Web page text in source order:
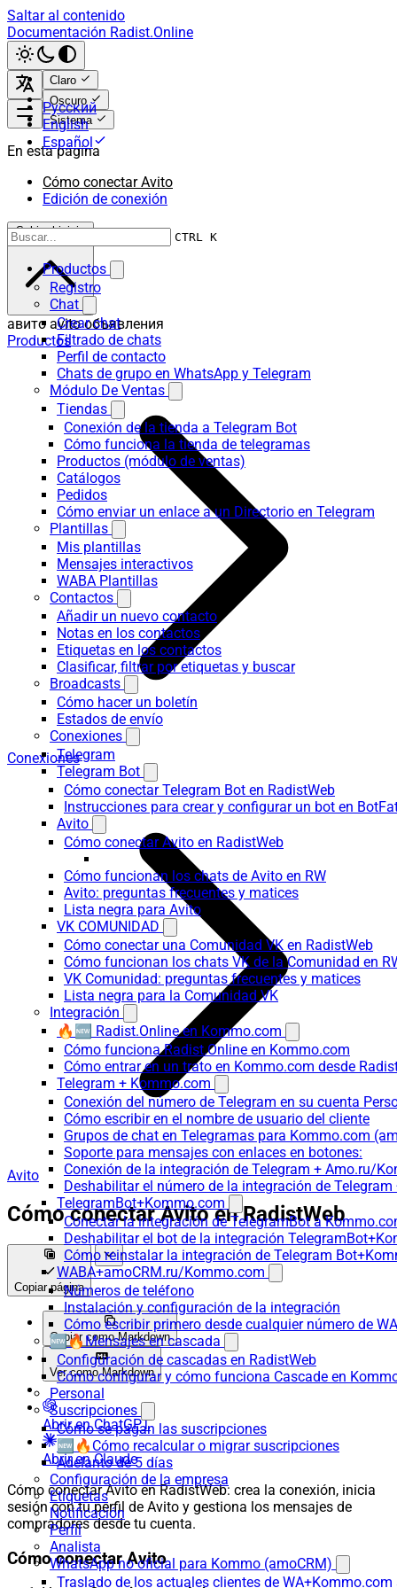
Saltar al contenido
Documentación Radist.Online
Claro
Oscuro
Sistema
Русский
English
Español
CTRL K
Productos
Registro
Chat
Crear chat
Filtrado de chats
Perfil de contacto
Chats de grupo en WhatsApp y Telegram
Módulo De Ventas
Tiendas
Conexión de la tienda a Telegram Bot
Cómo funciona la tienda de telegramas
Productos (módulo de ventas)
Catálogos
Pedidos
Cómo enviar un enlace a un Directorio en Telegram
Plantillas
Mis plantillas
Mensajes interactivos
WABA Plantillas
Contactos
Añadir un nuevo contacto
Notas en los contactos
Etiquetas en los contactos
Clasificar, filtrar por etiquetas y buscar
Broadcasts
Cómo hacer un boletín
Estados de envío
Conexiones
Telegram
Telegram Bot
Cómo conectar Telegram Bot en RadistWeb
Instrucciones para crear y configurar un bot en
Avito
Cómo conectar Avito en RadistWeb
Cómo funcionan los chats de Avito en RW
Avito: preguntas frecuentes y matices
Lista negra para Avito
VK COMUNIDAD
Cómo conectar una Comunidad VK en RadistWeb
Cómo funcionan los chats VK de la Comunidad en
VK Comunidad: preguntas frecuentes y matices
Lista negra para la Comunidad VK
Integración
🔥🆕 Radist.Online en Kommo.com
Cómo funciona Radist.Online en Kommo.com
Cómo entrar en un trato en Kommo.com desde
Telegram + Kommo.com
Conexión del número de Telegram en su cuenta
Cómo escribir en el nombre de usuario del cliente
Grupos de chat en Telegramas para Kommo.com
Soporte para mensajes con enlaces en botones:
Conexión de la integración de Telegram + Amo.ru/
Deshabilitar el número de la integración de
TelegramBot+Kommo.com
Conectar la integración de TelegramBot a
Deshabilitar el bot de la integración
Cómo reinstalar la integración de Telegram
WABA+amoCRM.ru/Kommo.com
Números de teléfono
Instalación y configuración de la integración
Cómo escribir primero desde cualquier número de
🆕🔥Mensajes en cascada
Configuración de cascadas en RadistWeb
Cómo configurar y cómo funciona Cascade en
Personal
Suscripciones
Cómo se pagan las suscripciones
🆕🔥Cómo recalcular o migrar suscripciones
Adelanto de 5 días
Configuración de la empresa
Etiquetas
Notificación
Perfil
Analista
WhatsApp no oficial para Kommo (amoCRM)
Traslado de los actuales clientes de
En esta página
Cómo conectar Avito
Edición de conexión
Subir al inicio
авито avito объявления
Productos
Conexiones
Avito
Cómo conectar Avito en RadistWeb
Copiar página
Copiar como Markdown
Ver como Markdown
Abrir en ChatGPT
Abrir en Claude
Cómo conectar Avito en RadistWeb: crea la conexión, inicia
sesión con tu perfil de Avito y gestiona los mensajes de
compradores desde tu cuenta.
Cómo conectar Avito